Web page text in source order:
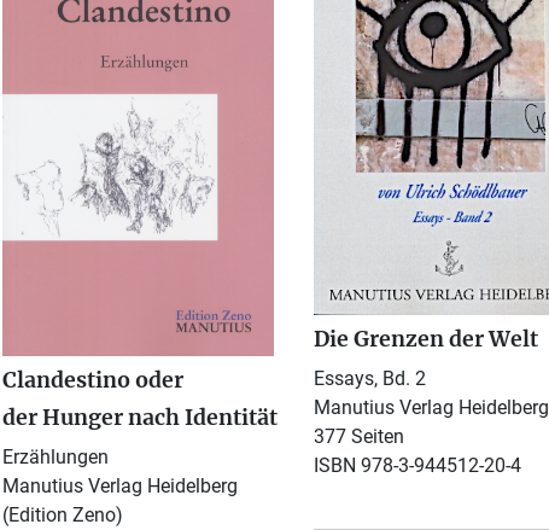
Clandestino oder
der Hunger nach Identität
Erzählungen
Manutius Verlag Heidelberg
(Edition Zeno)
Die Grenzen der Welt
Essays, Bd. 2
Manutius Verlag Heidelberg
377 Seiten
ISBN 978-3-944512-20-4